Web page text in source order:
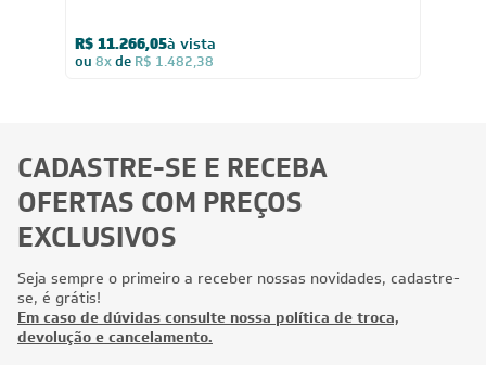
R$ 11.266,05à vista
ou 8xde R$ 1.482,38
CADASTRE-SE E RECEBA
OFERTAS COM PREÇOS
EXCLUSIVOS
Seja sempre o primeiro a receber nossas novidades, cadastre-
se, é grátis!
Em caso de dúvidas consulte nossa política de troca,
devolução e cancelamento.